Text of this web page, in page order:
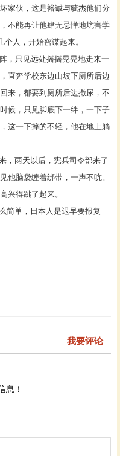
家伙，这是裕诚与毓杰他们分
不能再让他肆无忌惮地坑害学
个人，开始密谋起来。
，只见远处摇摇晃晃地走来一
直奔学校东边山坡下厕所后边
来，都要到厕所后边撒尿，不
候，只见脚底下一绊，一下子
这一下摔的不轻，他在地上躺
，两天以后，宪兵司令部来了
他脑袋缠着绑带，一声不吭。
兴得跳了起来。
简单，日本人是迟早要报复
我要评论
息！